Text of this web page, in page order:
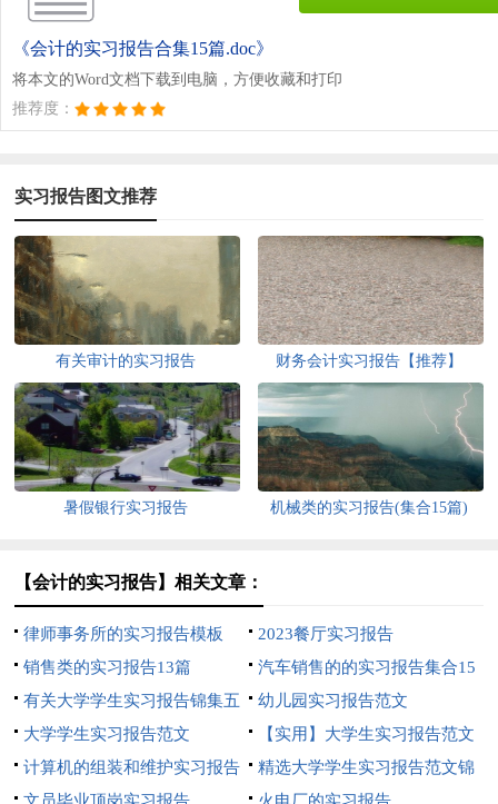
《会计的实习报告合集15篇.doc》
将本文的Word文档下载到电脑，方便收藏和打印
推荐度：
实习报告图文推荐
有关审计的实习报告 财务会计实习报告【推荐】
暑假银行实习报告 机械类的实习报告(集合15篇)
【会计的实习报告】相关文章：
律师事务所的实习报告模板
2023餐厅实习报告
销售类的实习报告13篇
汽车销售的的实习报告集合15
篇
有关大学学生实习报告锦集五
篇
幼儿园实习报告范文
大学学生实习报告范文
【实用】大学生实习报告范文
集合八篇
计算机的组装和维护实习报告
精选大学学生实习报告范文锦